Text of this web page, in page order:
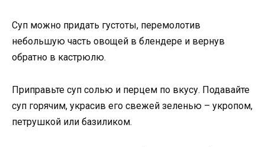
Суп можно придать густоты, перемолотив
небольшую часть овощей в блендере и вернув
обратно в кастрюлю.
Приправьте суп солью и перцем по вкусу. Подавайте
суп горячим, украсив его свежей зеленью – укропом,
петрушкой или базиликом.